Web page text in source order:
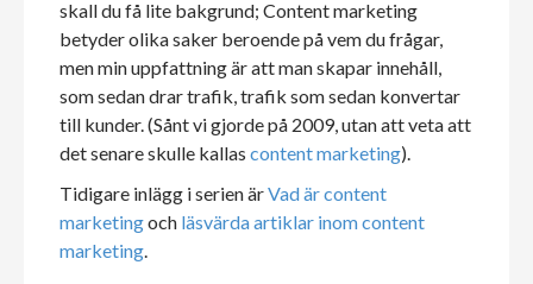
skall du få lite bakgrund; Content marketing
betyder olika saker beroende på vem du frågar,
men min uppfattning är att man skapar innehåll,
som sedan drar trafik, trafik som sedan konvertar
till kunder. (Sånt vi gjorde på 2009, utan att veta att
det senare skulle kallascontent marketing).
Tidigare inlägg i serien ärVad är content
marketingoch läsvärda artiklar inom content
marketing.